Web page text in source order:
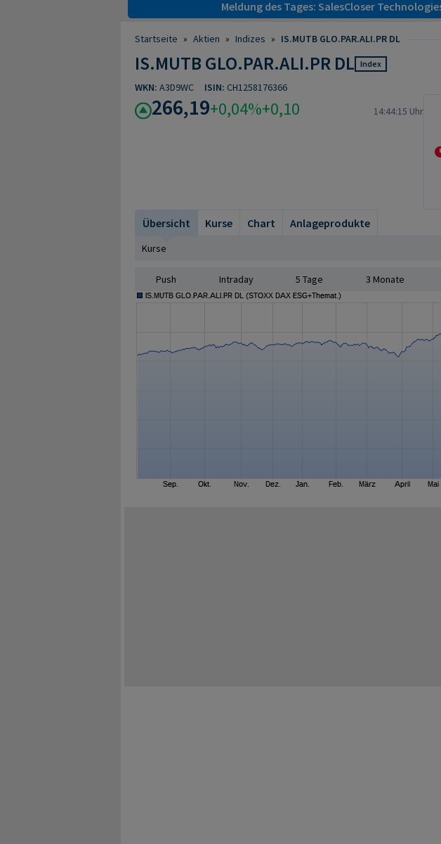
Meldung des Tages: SalesCloser
Startseite » Aktien » Indizes » IS.MUTB GLO.PAR.ALI.PR DL
IS.MUTB GLO.PAR.ALI.PR DL Index
WKN: A3D9WC ISIN: CH1258176366
266,19+0,04%+0,10 14:44:15 Uhr
Übersicht
Kurse Chart Anlageprodukte
Kurse
Push Intraday 5 Tage 3 Monate